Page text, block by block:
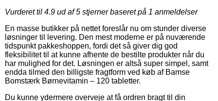
Vurderet til 4.9 ud af 5 stjerner baseret på 1 anmeldelser
En masse butikker på nettet foreslår nu om stunder diverse
løsninger til levering. Den mest moderne er på nuværende
tidspunkt pakkeshoppen, fordi det så giver dig god
fleksibilitet til at kunne afhente de bestilte produkter når du
har mulighed for det. Løsningen er altså super simpel, samt
endda tilmed den billigste fragtform ved køb af Bamse
Bomstærk Børnevitamin – 120 tabletter.
Du kunne ydermere overveje at få ordren bragt til din